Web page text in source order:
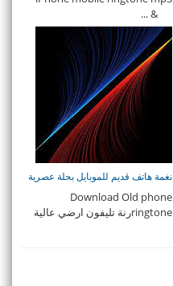
& ...
نغمة هاتف قديم للموبايل بحلة عصرية
Download Old phone
ringtoneرنة تليفون ارضي عالية